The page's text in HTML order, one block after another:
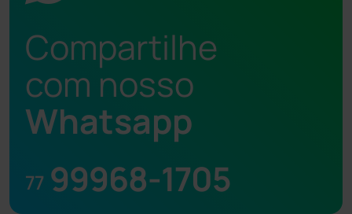
Compartilhe
com nosso
Whatsapp
77 99968-1705